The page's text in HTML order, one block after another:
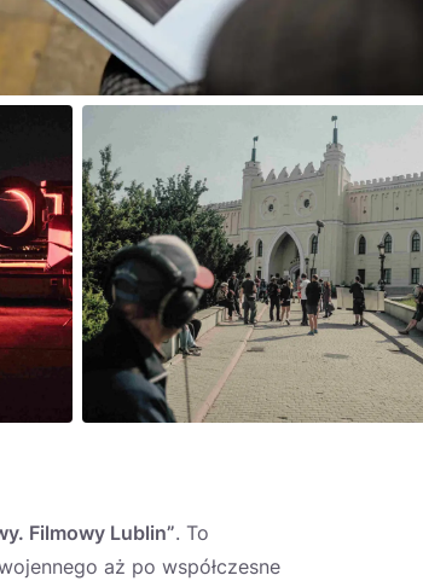
Filmowy Lublin”. To
aż po współczesne